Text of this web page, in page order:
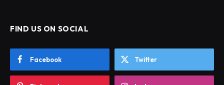
FIND US ON SOCIAL
Facebook Twitter